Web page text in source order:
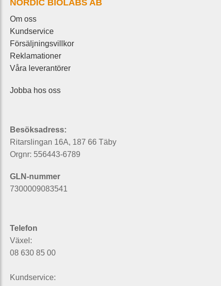
NORDIC BIOLABS AB
Om oss
Kundservice
Försäljningsvillkor
Reklamationer
Våra leverantörer
Jobba hos oss
Besöksadress:
Ritarslingan 16A, 187 66 Täby
Orgnr: 556443-6789
GLN-nummer
7300009083541
Telefon
Växel:
08 630 85 00
Kundservice: